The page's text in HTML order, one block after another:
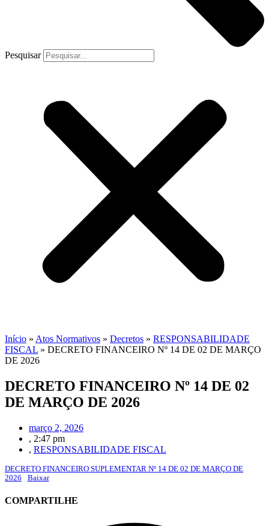
Pesquisar
Início » Atos Normativos » Decretos » RESPONSABILIDADE
FISCAL » DECRETO FINANCEIRO Nº 14 DE 02 DE MARÇO
DE 2026
DECRETO FINANCEIRO Nº 14 DE 02
DE MARÇO DE 2026
março 2, 2026
, 2:47 pm
, RESPONSABILIDADE FISCAL
DECRETO FINANCEIRO SUPLEMENTAR Nº 14 DE 02 DE MARÇO DE
2026
Baixar
COMPARTILHE